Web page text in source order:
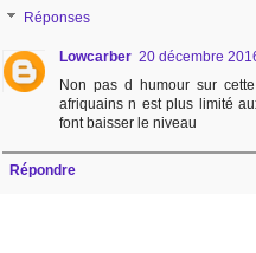
Réponses
Lowcarber 20 décembre
Non pas d humour sur
afriquains n est plus limité
font baisser le niveau
Répondre